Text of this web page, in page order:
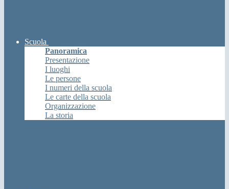
Scuola
Panoramica
Presentazione
I luoghi
Le persone
I numeri della scuola
Le carte della scuola
Organizzazione
La storia